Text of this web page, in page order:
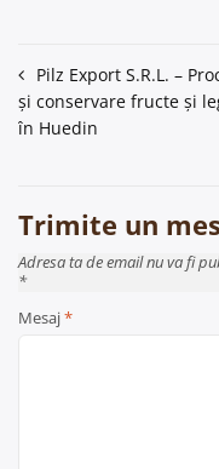
Navigare
în
Pilz Export S.R.L. –
și conservare fructe și
în Huedin
Trimite un
Adresa ta de email nu va fi
*
Mesaj*